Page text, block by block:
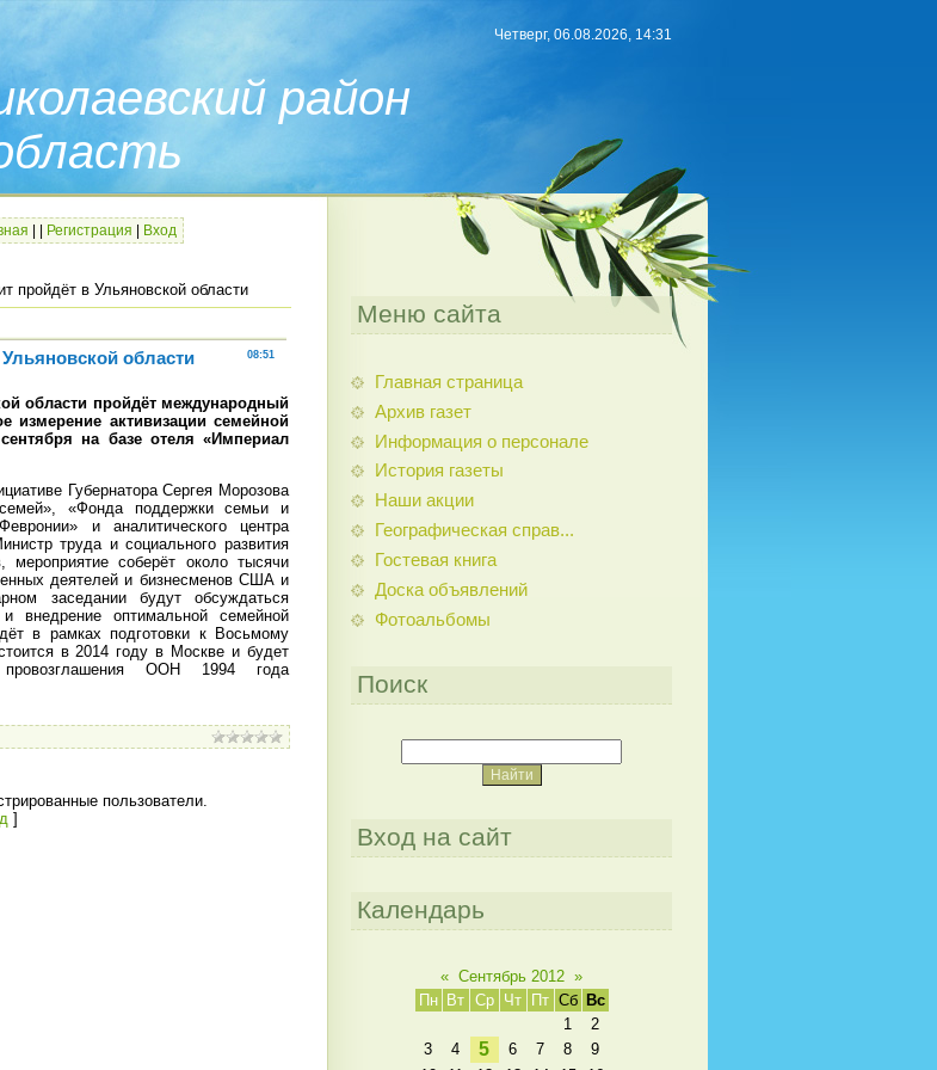
район
Четверг, 06.08.2026, 14:31
Регистрация Вход
пройдёт в Ульяновской области
08:51
области
области пройдёт международный
измерение активизации семейной
на базе отеля «Империал
Губернатора Сергея Морозова
«Фонда поддержки семьи и
и аналитического центра
труда и социального развития
мероприятие соберёт около тысячи
деятелей и бизнесменов США и
заседании будут обсуждаться
внедрение оптимальной семейной
в рамках подготовки к Восьмому
в 2014 году в Москве и будет
ООН 1994 года
пользователи.
]
Меню сайта
Главная страница
Архив газет
Информация о персонале
История газеты
Наши акции
Географическая справ...
Гостевая книга
Доска объявлений
Фотоальбомы
Поиск
Вход на сайт
Календарь
« Сентябрь 2012 »
Пн
Вт Ср Чт Пт Сб
Вс
1
2
3
4 5 6 7 8
9